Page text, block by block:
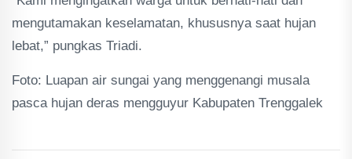
mengutamakan keselamatan, khususnya saat hujan
lebat,” pungkas Triadi.
Foto: Luapan air sungai yang menggenangi musala
pasca hujan deras mengguyur Kabupaten Trenggalek